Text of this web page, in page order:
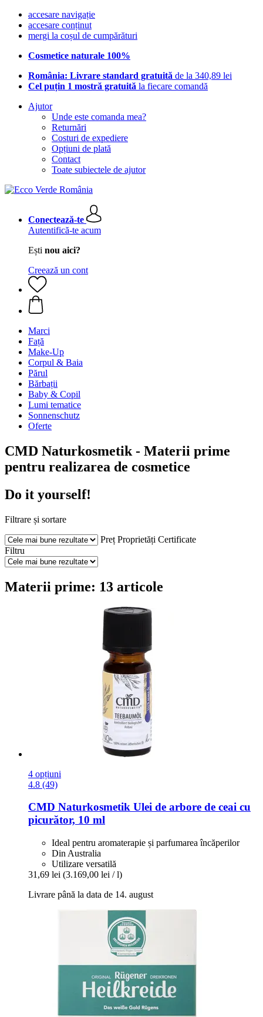
accesare navigație
accesare conținut
mergi la coșul de cumpărături
Cosmetice naturale 100%
România: Livrare standard gratuită de la 340,89 lei
Cel puțin 1 mostră gratuită la fiecare comandă
Ajutor
Unde este comanda mea?
Returnări
Costuri de expediere
Opțiuni de plată
Contact
Toate subiectele de ajutor
Conectează-te
Autentifică-te acum
Ești nou aici?
Creează un cont
Marci
Față
Make-Up
Corpul & Baia
Părul
Bărbații
Baby & Copil
Lumi tematice
Sonnenschutz
Oferte
CMD Naturkosmetik - Materii prime
pentru realizarea de cosmetice
Do it yourself!
Filtrare și sortare
Preț Proprietăți Certificate
Filtru
Materii prime: 13 articole
4 opțiuni
4.8 (49)
CMD Naturkosmetik Ulei de arbore de ceai cu
picurător, 10 ml
Ideal pentru aromaterapie și parfumarea încăperilor
Din Australia
Utilizare versatilă
31,69 lei (3.169,00 lei / l)
Livrare până la data de 14. august